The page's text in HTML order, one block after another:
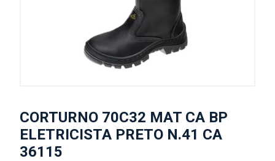
CORTURNO 70C32 MAT CA BP
ELETRICISTA PRETO N.41 CA
36115